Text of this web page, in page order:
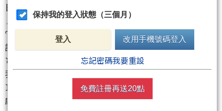
日土三分相｜聊聊 𓍲 12星座運勢✕金融市場行情
📍12星座運勢
♈牡羊座：放慢生活步調，可以考慮參加小型聚會，
認識新朋友。
♉金牛座：適合專注自我提升或追求新技能，提升自
我魅力。
♊雙子座：不妨試著沉澱思考，安靜地閱讀或觀賞戲
劇電影，能帶來啟發。
保持我的登入狀態（三個月）
登入 改用手機號碼登入
忘記密碼我要重設
免費註冊再送20點